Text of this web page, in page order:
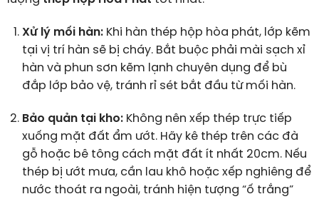
Xử lý mối hàn:Khi hàn thép hộp hòa phát, lớp kẽm
tại vị trí hàn sẽ bị cháy. Bắt buộc phải mài sạch xỉ
hàn và phun sơn kẽm lạnh chuyên dụng để bù
đắp lớp bảo vệ, tránh rỉ sét bắt đầu từ mối hàn.
Bảo quản tại kho:Không nên xếp thép trực tiếp
xuống mặt đất ẩm ướt. Hãy kê thép trên các đà
gỗ hoặc bê tông cách mặt đất ít nhất 20cm. Nếu
thép bị ướt mưa, cần lau khô hoặc xếp nghiêng để
nước thoát ra ngoài, tránh hiện tượng “ố trắng”